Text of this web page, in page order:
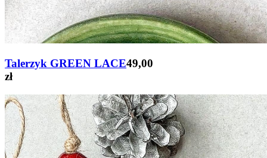
Talerzyk GREEN LACE49,00
zł